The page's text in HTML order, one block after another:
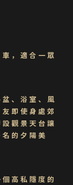
，適合一眾
、浴室、風
即使身處郊
觀景天台讓
的夕陽美
高私隱度的